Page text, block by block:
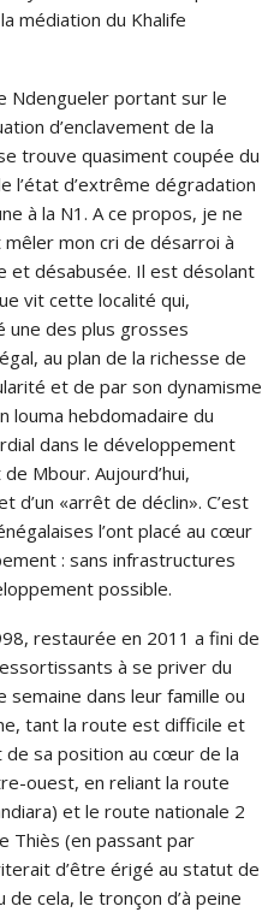
médiation du Khalife
Ndengueler portant sur le
d’enclavement de la
trouve quasiment coupée du
l’état d’extrême dégradation
à la N1. A ce propos, je ne
mon cri de désarroi à
et désabusée. Il est désolant
vit cette localité qui,
une des plus grosses
au plan de la richesse de
et de par son dynamisme
louma hebdomadaire du
dans le développement
Mbour. Aujourd’hui,
d’un «arrêt de déclin». C’est
l’ont placé au cœur
: sans infrastructures
possible.
restaurée en 2011 a fini de
à se priver du
dans leur famille ou
tant la route est difficile et
sa position au cœur de la
ouest, en reliant la route
et le route nationale 2
Thiès (en passant par
d’être érigé au statut de
cela, le tronçon d’à peine